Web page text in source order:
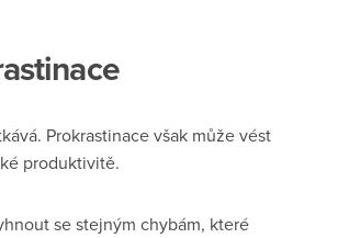
Prokrastinace však může vést
produktivitě.
se stejným chybám, které